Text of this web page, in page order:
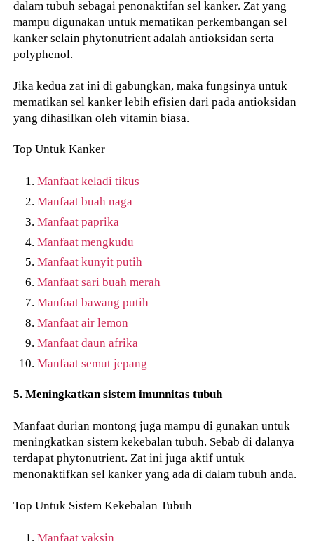
dalam tubuh sebagai penonaktifan sel kanker. Zat yang
mampu digunakan untuk mematikan perkembangan sel
kanker selain phytonutrient adalah antioksidan serta
polyphenol.
Jika kedua zat ini di gabungkan, maka fungsinya untuk
mematikan sel kanker lebih efisien dari pada antioksidan
yang dihasilkan oleh vitamin biasa.
Top Untuk Kanker
Manfaat keladi tikus
Manfaat buah naga
Manfaat paprika
Manfaat mengkudu
Manfaat kunyit putih
Manfaat sari buah merah
Manfaat bawang putih
Manfaat air lemon
Manfaat daun afrika
Manfaat semut jepang
5. Meningkatkan sistem imunnitas tubuh
Manfaat durian montong juga mampu di gunakan untuk
meningkatkan sistem kekebalan tubuh. Sebab di dalanya
terdapat phytonutrient. Zat ini juga aktif untuk
menonaktifkan sel kanker yang ada di dalam tubuh anda.
Top Untuk Sistem Kekebalan Tubuh
Manfaat vaksin